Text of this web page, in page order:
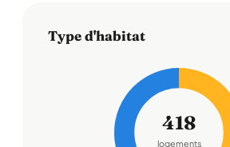
Type d'habitat
418
logements